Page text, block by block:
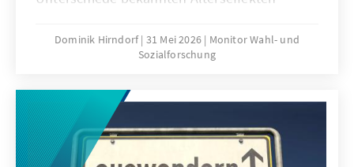
2025 auch neue Phänomene. Die hohen
Zustimmungswerte zu Parteien am Rand des
inwiefern sich diese Differenzen auch bei
politischen Einstellungen zeigen und welche
Themen für junge Menschen entscheidend
sind. Diese Studie gibt mithilfe repräsentativer
Dominik Hirndorf 31 Mei 2026
Monitor Wahl- und
Sozialforschung